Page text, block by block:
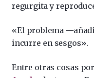
regurgita y
«El problema
incurre en sesgos».
Entre otras cosas